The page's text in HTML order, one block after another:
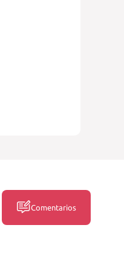
Comentarios